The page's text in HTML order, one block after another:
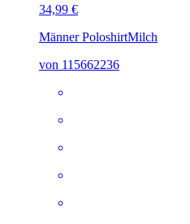
34,99 €
Männer PoloshirtMilch
von 115662236